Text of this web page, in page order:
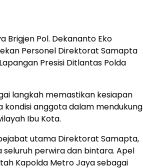
Brigjen Pol. Dekananto Eko
Personel Direktorat Samapta
Presisi Ditlantas Polda
langkah memastikan kesiapan
anggota dalam mendukung
Ibu Kota.
utama Direktorat Samapta,
perwira dan bintara. Apel
Kapolda Metro Jaya sebagai